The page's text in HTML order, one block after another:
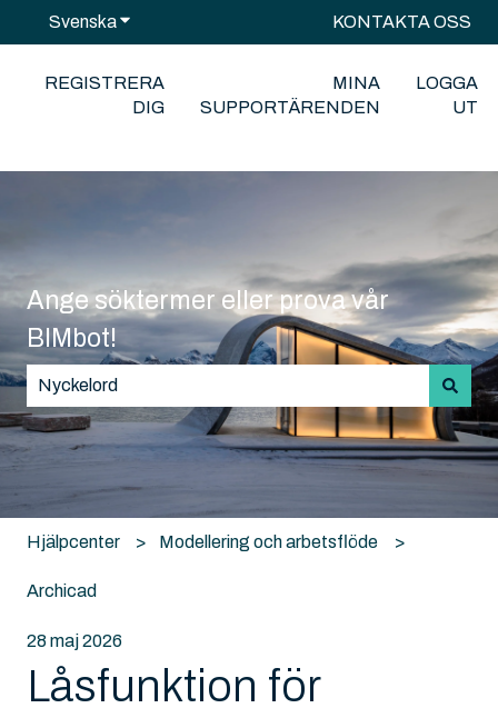
SvenskaVisa undermenyer för översättningarKONTAKTA OSS
REGISTRERA
DIG
MINA
SUPPORTÄRENDEN
LOGGA
UT
Ange söktermer eller prova vår
BIMbot!
Det finns inga förslag eftersom sökfältet är tomt.
Hjälpcenter Modellering och arbetsflöde
Archicad
28 maj 2026
Låsfunktion för